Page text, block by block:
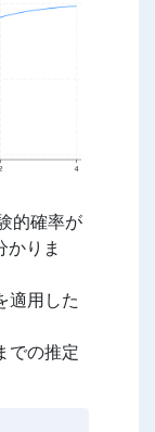
的確率が
かりま
適用した
での推定